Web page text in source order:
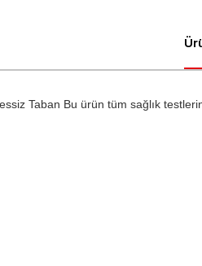
Taban Bu ürün tüm sağlık